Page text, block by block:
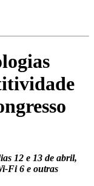
12 e 13 de abril,
Fi 6 e outras